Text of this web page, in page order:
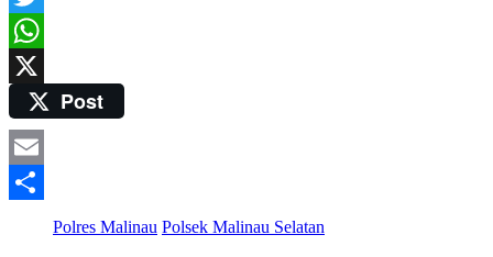
Twitter
WhatsApp
Post
Email
Polres Malinau Polsek Malinau Selatan